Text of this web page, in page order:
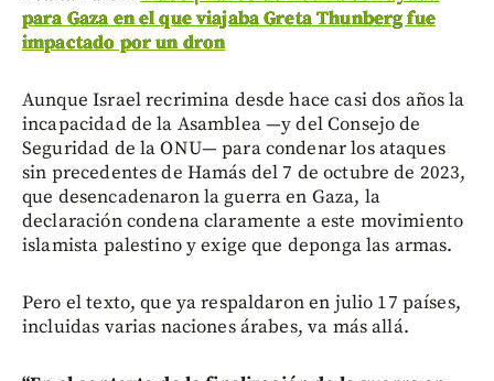
para Gaza en el que viajaba Greta Thunberg fue
impactado por un dron
Aunque Israel recrimina desde hace casi dos años la
incapacidad de la Asamblea —y del Consejo de
Seguridad de la ONU— para condenar los ataques
sin precedentes de Hamás del 7 de octubre de 2023,
que desencadenaron la guerra en Gaza, la
declaración condena claramente a este movimiento
islamista palestino y exige que deponga las armas.
Pero el texto, que ya respaldaron en julio 17 países,
incluidas varias naciones árabes, va más allá.